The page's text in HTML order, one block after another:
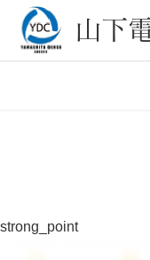
strong_point